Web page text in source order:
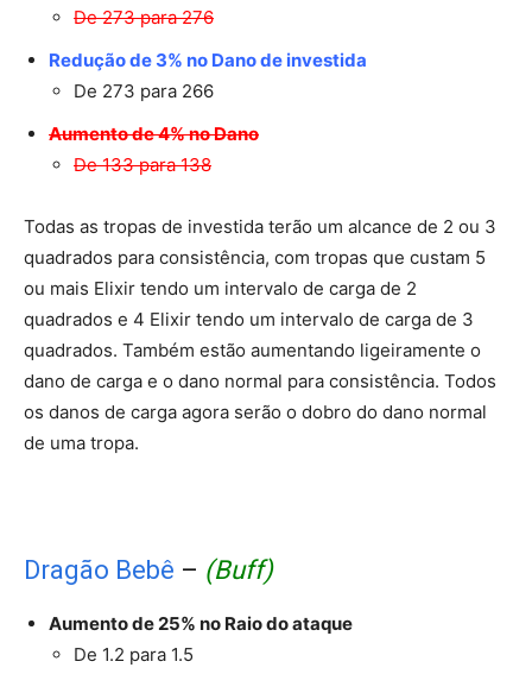
De 273 para 276
Redução de 3% no Dano de investida
De 273 para 266
Aumento de 4% no Dano
De 133 para 138
Todas as tropas de investida terão um alcance de 2 ou 3
quadrados para consistência, com tropas que custam 5
ou mais Elixir tendo um intervalo de carga de 2
quadrados e 4 Elixir tendo um intervalo de carga de 3
quadrados. Também estão aumentando ligeiramente o
dano de carga e o dano normal para consistência. Todos
os danos de carga agora serão o dobro do dano normal
de uma tropa.
Dragão Bebê – (Buff)
Aumento de 25% no Raio do ataque
De 1.2 para 1.5